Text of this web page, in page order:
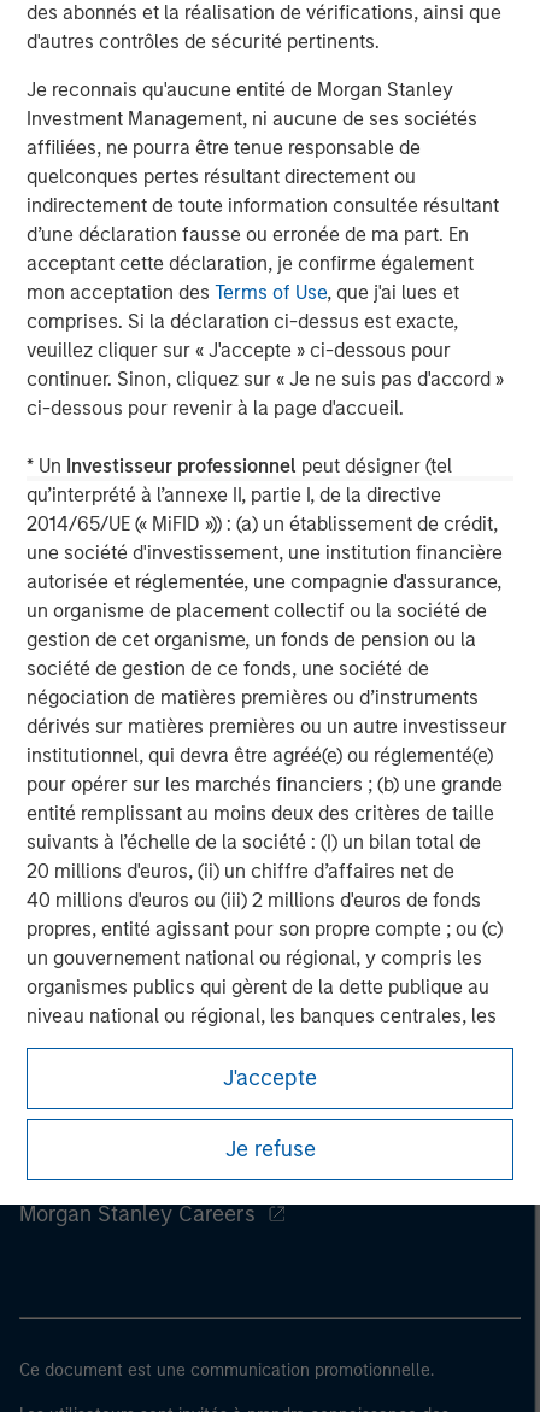
des abonnés et la réalisation de vérifications, ainsi que
d'autres contrôles de sécurité pertinents.
Je reconnais qu'aucune entité de Morgan Stanley
Investment Management, ni aucune de ses sociétés
affiliées, ne pourra être tenue responsable de
quelconques pertes résultant directement ou
indirectement de toute information consultée résultant
d’une déclaration fausse ou erronée de ma part. En
acceptant cette déclaration, je confirme également
mon acceptation desTerms of Use, que j'ai lues et
comprises. Si la déclaration ci-dessus est exacte,
veuillez cliquer sur « J'accepte » ci-dessous pour
continuer. Sinon, cliquez sur « Je ne suis pas d'accord »
ci-dessous pour revenir à la page d'accueil.
* Un Investisseur professionnel peut désigner (tel
qu’interprété à l’annexe II, partie I, de la directive
2014/65/UE (« MiFID »)) : (a) un établissement de crédit,
une société d'investissement, une institution financière
autorisée et réglementée, une compagnie d'assurance,
un organisme de placement collectif ou la société de
gestion de cet organisme, un fonds de pension ou la
société de gestion de ce fonds, une société de
négociation de matières premières ou d’instruments
dérivés sur matières premières ou un autre investisseur
institutionnel, qui devra être agréé(e) ou réglementé(e)
pour opérer sur les marchés financiers ; (b) une grande
entité remplissant au moins deux des critères de taille
suivants à l’échelle de la société : (I) un bilan total de
20 millions d'euros, (ii) un chiffre d’affaires net de
40 millions d'euros ou (iii) 2 millions d'euros de fonds
propres, entité agissant pour son propre compte ; ou (c)
un gouvernement national ou régional, y compris les
organismes publics qui gèrent de la dette publique au
niveau national ou régional, les banques centrales, les
institutions internationales et supranationales comme
la Banque Mondiale, le FMI, la BCE, la BEI et d'autres
organisations internationales similaires agissant pour
Veuillez noter que la notion d’Investisseur professionnel
peut ne pas être définie par l'autorité de réglementation
J'accepte
Je refuse
ARTICLE
Real Estate Midyear Outlook:
Constructive Amid Fluid Backdrop
The current macroenvironment remains resilient
despite elevated volatility and divergence across
markets. As inflation and energy prices keep
central banks hawkish, real estate continues to
offer attractive relative value, supported by a
25% repricing, durable income streams, and
constrained supply. In this environment,
diversified portfolios and selective asset-level
investing remain critical.
7 AOÛT 2026
Morgan Stanley Careers
Ce document est une communication promotionnelle.